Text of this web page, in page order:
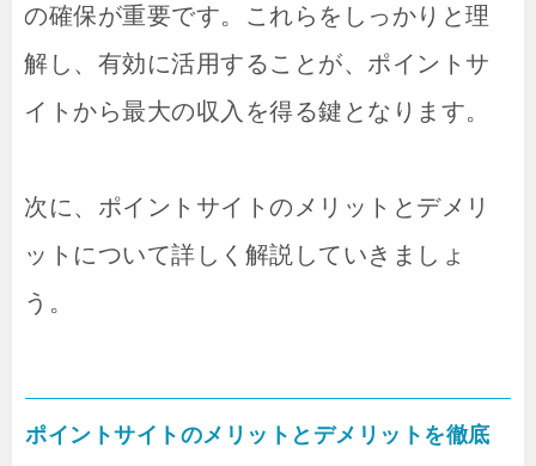
の確保が重要です。これらをしっかりと理
解し、有効に活用することが、ポイントサ
イトから最大の収入を得る鍵となります。
次に、ポイントサイトのメリットとデメリ
ットについて詳しく解説していきましょ
う。
ポイントサイトのメリットとデメリットを徹底